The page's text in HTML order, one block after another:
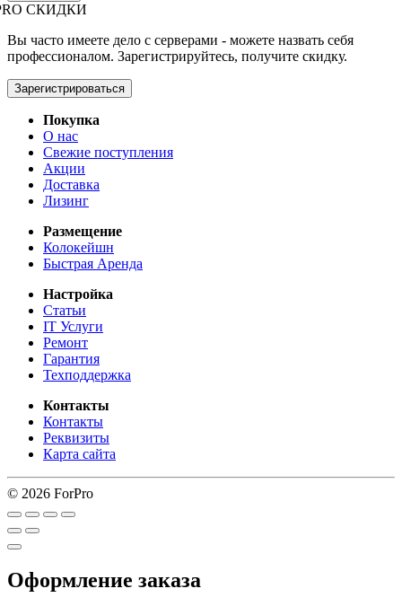
СКИДКИ
Вы часто имеете дело с серверами - можете назвать себя
профессионалом. Зарегистрируйтесь, получите скидку.
Зарегистрироваться
Покупка
О нас
Свежие поступления
Акции
Доставка
Лизинг
Размещение
Колокейшн
Быстрая Аренда
Настройка
Статьи
IT Услуги
Ремонт
Гарантия
Техподдержка
Контакты
Контакты
Реквизиты
Карта сайта
© 2026 ForPro
Оформление заказа